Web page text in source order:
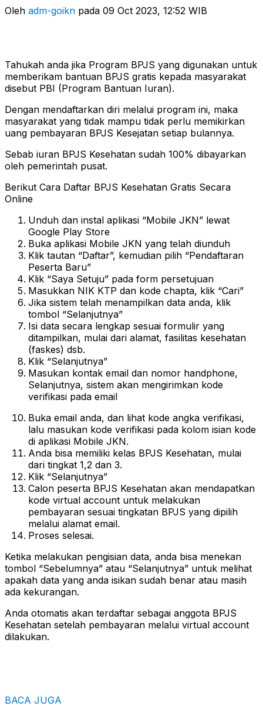
Oleh adm-goikn pada 09 Oct 2023, 12:52 WIB
Tahukah anda jika Program BPJS yang digunakan untuk
memberikam bantuan BPJS gratis kepada masyarakat
disebut PBI (Program Bantuan Iuran).
Dengan mendaftarkan diri melalui program ini, maka
masyarakat yang tidak mampu tidak perlu memikirkan
uang pembayaran BPJS Kesejatan setiap bulannya.
Sebab iuran BPJS Kesehatan sudah 100% dibayarkan
oleh pemerintah pusat.
Berikut Cara Daftar BPJS Kesehatan Gratis Secara
Online
Unduh dan instal aplikasi “Mobile JKN” lewat
Google Play Store
Buka aplikasi Mobile JKN yang telah diunduh
Klik tautan “Daftar”, kemudian pilih “Pendaftaran
Peserta Baru”
Klik “Saya Setuju” pada form persetujuan
Masukkan NIK KTP dan kode chapta, klik “Cari”
Jika sistem telah menampilkan data anda, klik
tombol “Selanjutnya”
Isi data secara lengkap sesuai formulir yang
ditampilkan, mulai dari alamat, fasilitas kesehatan
(faskes) dsb.
Klik “Selanjutnya”
Masukan kontak email dan nomor handphone,
Selanjutnya, sistem akan mengirimkan kode
verifikasi pada email
Buka email anda, dan lihat kode angka verifikasi,
lalu masukan kode verifikasi pada kolom isian kode
di aplikasi Mobile JKN.
Anda bisa memiliki kelas BPJS Kesehatan, mulai
dari tingkat 1,2 dan 3.
Klik “Selanjutnya”
Calon peserta BPJS Kesehatan akan mendapatkan
kode virtual account untuk melakukan
pembayaran sesuai tingkatan BPJS yang dipilih
melalui alamat email.
Proses selesai.
Ketika melakukan pengisian data, anda bisa menekan
tombol “Sebelumnya” atau “Selanjutnya” untuk melihat
apakah data yang anda isikan sudah benar atau masih
ada kekurangan.
Anda otomatis akan terdaftar sebagai anggota BPJS
Kesehatan setelah pembayaran melalui virtual account
dilakukan.
BACA JUGA